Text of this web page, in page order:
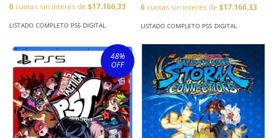
6cuotas sin interés de $17.166,33
LISTADO COMPLETO PS5 DIGITAL
6cuotas sin interés de $17.166,33
LISTADO COMPLETO PS5 DIGITAL
48%
OFF